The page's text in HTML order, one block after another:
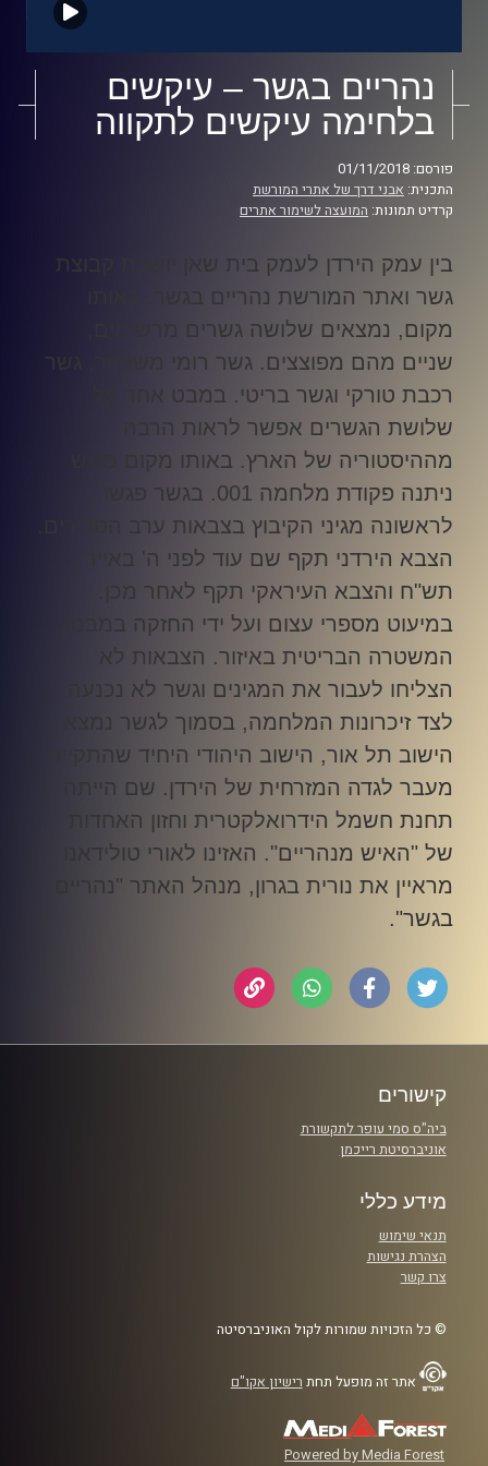
נהריים בגשר – עיקשים
בלחימה עיקשים לתקווה
פורסם: 01/11/2018
התכנית: אבני דרך של אתרי המורשת
קרדיט תמונות: המועצה לשימור אתרים
בין עמק הירדן לעמק בית שאן יושבת קבוצת
גשר ואתר המורשת נהריים בגשר. באותו
מקום, נמצאים שלושה גשרים מרשימים,
שניים מהם מפוצצים. גשר רומי משוחזר, גשר
רכבת טורקי וגשר בריטי. במבט אחד על
שלושת הגשרים אפשר לראות הרבה
מההיסטוריה של הארץ. באותו מקום ממש
ניתנה פקודת מלחמה 001. בגשר פגשו
לראשונה מגיני הקיבוץ בצבאות ערב הסדירים.
הצבא הירדני תקף שם עוד לפני ה' באייר
תש"ח והצבא העיראקי תקף לאחר מכן.
במיעוט מספרי עצום ועל ידי החזקה במבנה
המשטרה הבריטית באיזור. הצבאות לא
הצליחו לעבור את המגינים וגשר לא נכנעה.
לצד זיכרונות המלחמה, בסמוך לגשר נמצא
הישוב תל אור, הישוב היהודי היחיד שהתקיים
מעבר לגדה המזרחית של הירדן. שם הייתה
תחנת חשמל הידרואלקטרית וחזון האחדות
של "האיש מנהריים". האזינו לאורי טולידאנו
מראיין את נורית בגרון, מנהל האתר "נהריים
בגשר".
קישורים
ביה"ס סמי עופר לתקשורת
אוניברסיטת רייכמן
מידע כללי
תנאי שימוש
הצהרת נגישות
צרו קשר
© כל הזכויות שמורות לקול האוניברסיטה
אתר זה מופעל תחת רישיון אקו"ם
Powered by Media Forest